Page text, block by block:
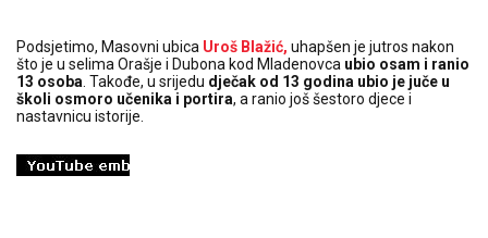
Podsjetimo, Masovni ubica Uroš Blažić, uhapšen je jutros nakon
što je u selima Orašje i Dubona kod Mladenovca ubio osam i ranio
13 osoba . Takođe, u srijedu dječak od 13 godina ubio je juče u
školi osmoro učenika i portira, a ranio još šestoro djece i
nastavnicu istorije.